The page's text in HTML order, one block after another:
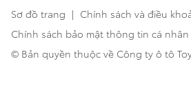
Sơ đồ trang | Chính sách và điều
Chính sách bảo mật thông tin cá nhân
© Bản quyền thuộc về Công ty ô tô